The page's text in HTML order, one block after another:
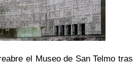
el Museo de San Telmo tras